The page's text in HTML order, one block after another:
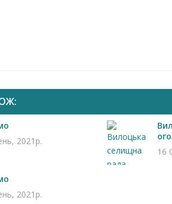
2021р.
16
2021р.
Запрошуємо на роботу в